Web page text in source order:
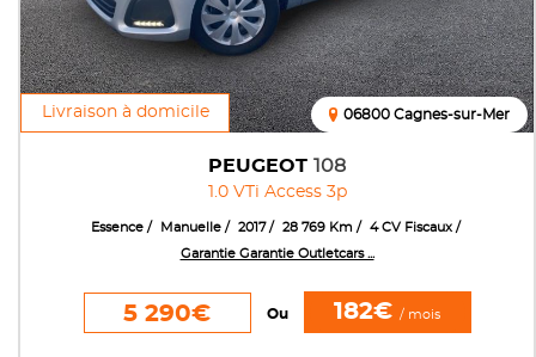
Livraison à domicile
PEUGEOT 108
1.0 VTi Access 3p
06800 Cagnes-sur-Mer
Essence Manuelle 2017 28 769 Km
4 CV Fiscaux
Garantie Garantie Outletcars ...
5 290€ Ou 182€ / mois